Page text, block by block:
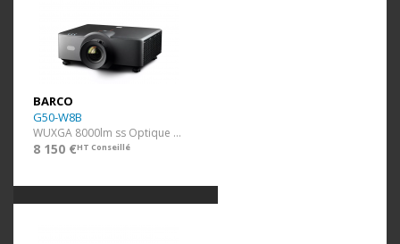
BARCO
G50-W8B
WUXGA 8000lm ss Optique Noir
8 150 €HT Conseillé